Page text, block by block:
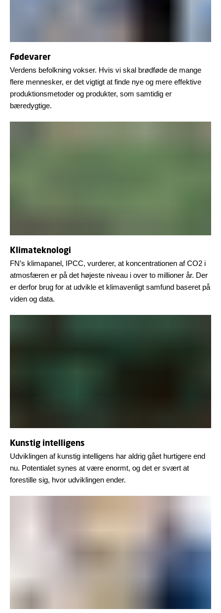
Fødevarer
Verdens befolkning vokser. Hvis vi skal brødføde de mange
flere mennesker, er det vigtigt at finde nye og mere effektive
produktionsmetoder og produkter, som samtidig er
bæredygtige.
Klimateknologi
FN’s klimapanel, IPCC, vurderer, at koncentrationen af CO2 i
atmosfæren er på det højeste niveau i over to millioner år. Der
er derfor brug for at udvikle et klimavenligt samfund baseret på
viden og data.
Kunstig intelligens
Udviklingen af kunstig intelligens har aldrig gået hurtigere end
nu. Potentialet synes at være enormt, og det er svært at
forestille sig, hvor udviklingen ender.